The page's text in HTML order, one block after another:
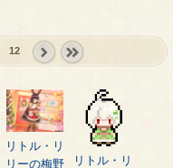
12
リトル・リ
リーの梅野
リトル・リ